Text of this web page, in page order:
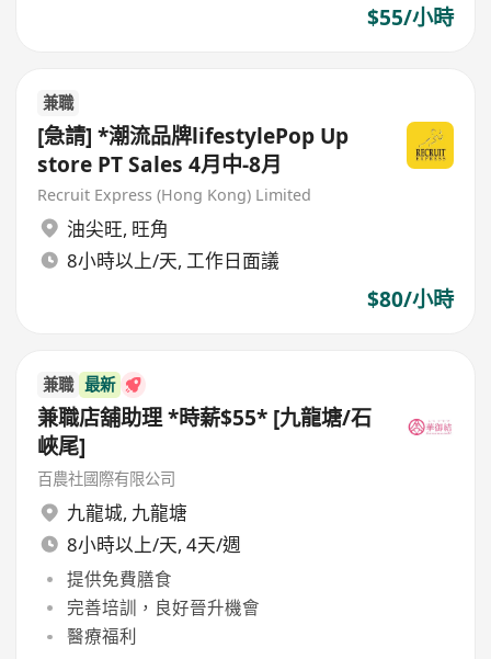
$55/小時
兼職
[急請] *潮流品牌lifestylePop Up
store PT Sales 4月中-8月
Recruit Express (Hong Kong) Limited
油尖旺, 旺角
8小時以上/天, 工作日面議
$80/小時
兼職 最新
兼職店舖助理 *時薪$55* [九龍塘/石
峽尾]
百農社國際有限公司
九龍城, 九龍塘
8小時以上/天, 4天/週
提供免費膳食
完善培訓，良好晉升機會
醫療福利